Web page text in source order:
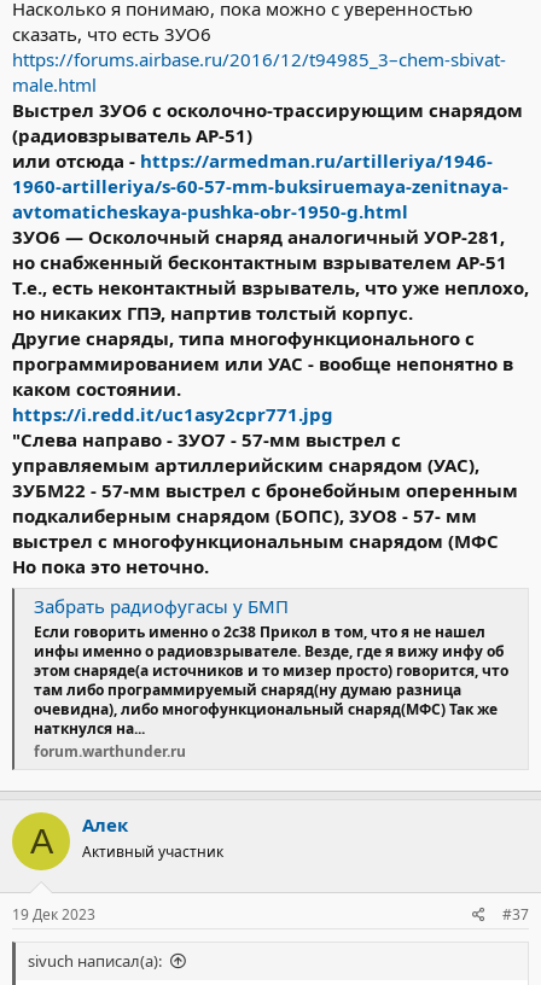
Насколько я понимаю, пока можно с уверенностью
сказать, что есть 3УО6
https://forums.airbase.ru/2016/12/t94985_3–chem-sbivat-
male.html
Выстрел 3УО6 с осколочно-трассирующим снарядом
(радиовзрыватель АР-51)
или отсюда - https://armedman.ru/artilleriya/1946-
1960-artilleriya/s-60-57-mm-buksiruemaya-zenitnaya-
avtomaticheskaya-pushka-obr-1950-g.html
3УО6 — Осколочный снаряд аналогичный УОР-281,
но снабженный бесконтактным взрывателем АР-51
Т.е., есть неконтактный взрыватель, что уже неплохо,
но никаких ГПЭ, напртив толстый корпус.
Другие снаряды, типа многофункционального с
программированием или УАС - вообще непонятно в
каком состоянии.
https://i.redd.it/uc1asy2cpr771.jpg
"Слева направо - 3УО7 - 57-мм выстрел с
управляемым артиллерийским снарядом (УАС),
3УБМ22 - 57-мм выстрел с бронебойным оперенным
подкалиберным снарядом (БОПС), 3УО8 - 57- мм
выстрел с многофункциональным снарядом (МФС
Но пока это неточно.
Забрать радиофугасы у БМП
Если говорить именно о 2с38 Прикол в том, что я не нашел
инфы именно о радиовзрывателе. Везде, где я вижу инфу об
этом снаряде(а источников и то мизер просто) говорится, что
там либо программируемый снаряд(ну думаю разница
очевидна), либо многофункциональный снаряд(МФС) Так же
наткнулся на...
forum.warthunder.ru
А Алек
Активный участник
19 Дек 2023 #37
sivuch написал(а):